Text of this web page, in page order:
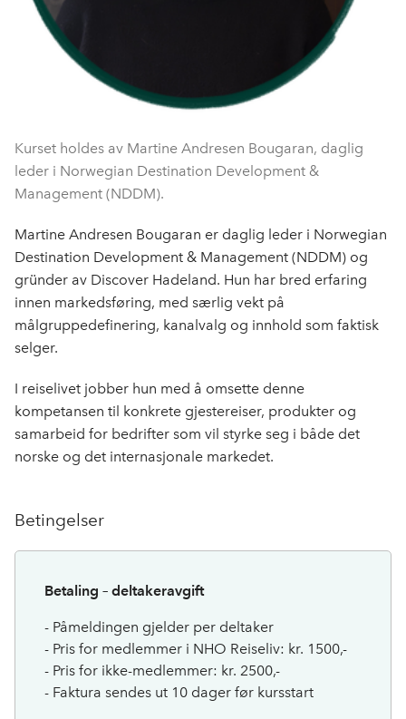
Kurset holdes av Martine Andresen Bougaran, daglig
leder i Norwegian Destination Development &
Management (NDDM).
Martine Andresen Bougaran er daglig leder i Norwegian
Destination Development & Management (NDDM) og
gründer av Discover Hadeland. Hun har bred erfaring
innen markedsføring, med særlig vekt på
målgruppedefinering, kanalvalg og innhold som faktisk
selger.
I reiselivet jobber hun med å omsette denne
kompetansen til konkrete gjestereiser, produkter og
samarbeid for bedrifter som vil styrke seg i både det
norske og det internasjonale markedet.
Betingelser
Betaling – deltakeravgift
- Påmeldingen gjelder per deltaker
- Pris for medlemmer i NHO Reiseliv: kr. 1500,-
- Pris for ikke-medlemmer: kr. 2500,-
- Faktura sendes ut 10 dager før kursstart